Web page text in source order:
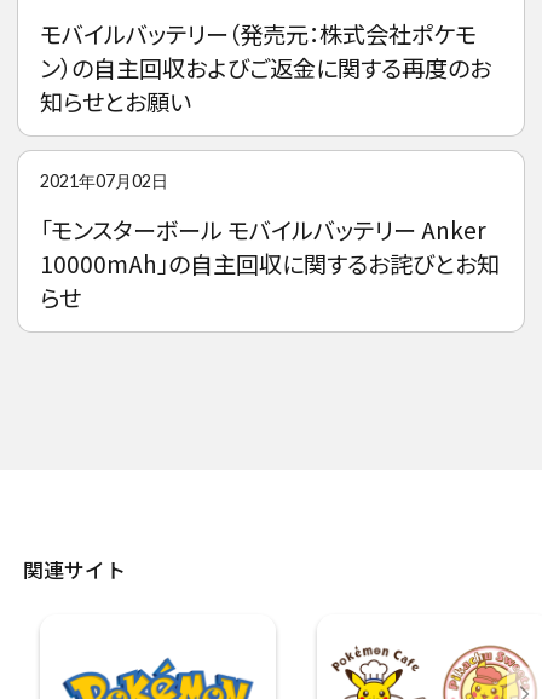
モバイルバッテリー（発売元：株式会社ポケモ
ン）の自主回収およびご返金に関する再度のお
知らせとお願い
2021年07月02日
「モンスターボール モバイルバッテリー Anker
10000mAh」の自主回収に関するお詫びとお知
らせ
関連サイト